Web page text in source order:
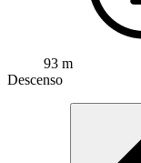
93 m
Descenso